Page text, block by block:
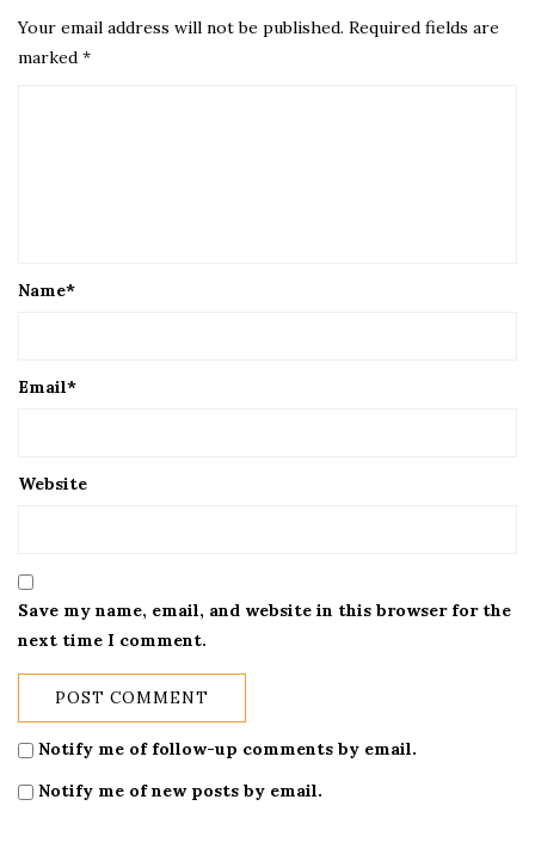
Your email address will not be published. Required fields are
marked *
Name*
Email*
Website
Save my name, email, and website in this browser for the
next time I comment.
Notify me of follow-up comments by email.
Notify me of new posts by email.